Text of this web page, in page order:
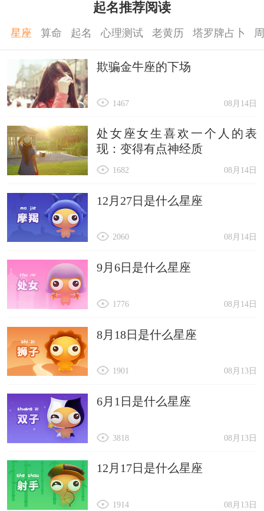
起名推荐阅读
星座 算命 起名 心理测试 老黄历 塔罗牌占卜
欺骗金牛座的下场
08月14日
1467
处女座女生喜欢一个人的表
现：变得有点神经质
08月14日
1682
12月27日是什么星座
08月14日
2060
9月6日是什么星座
08月14日
1776
8月18日是什么星座
08月13日
1901
6月1日是什么星座
08月13日
3818
12月17日是什么星座
08月13日
1914